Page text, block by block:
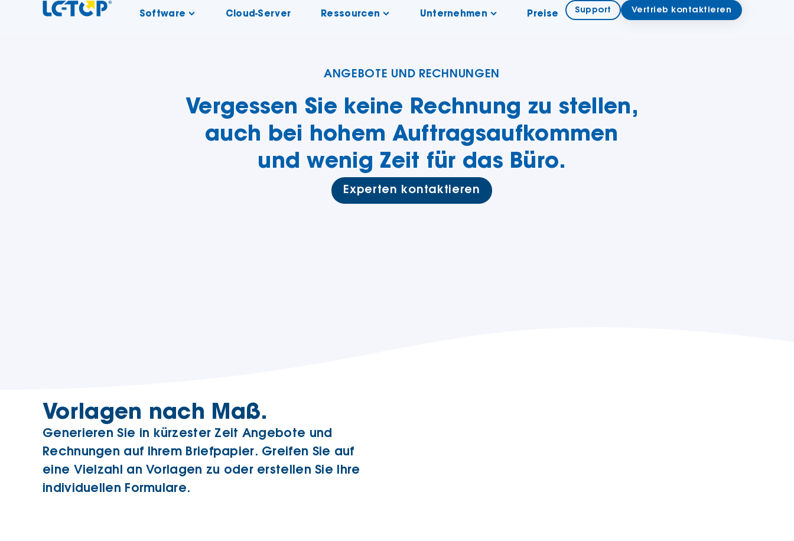
Software Cloud-Server Ressourcen Unternehmen Preise Support Vertrieb kontaktieren
ANGEBOTE UND RECHNUNGEN
Vergessen Sie keine Rechnung zu stellen,
auch bei hohem Auftragsaufkommen
und wenig Zeit für das Büro.
Experten kontaktieren
Vorlagen nach Maß.
Generieren Sie in kürzester Zeit Angebote und
Rechnungen auf Ihrem Briefpapier. Greifen Sie auf
eine Vielzahl an Vorlagen zu oder erstellen Sie Ihre
individuellen Formulare.